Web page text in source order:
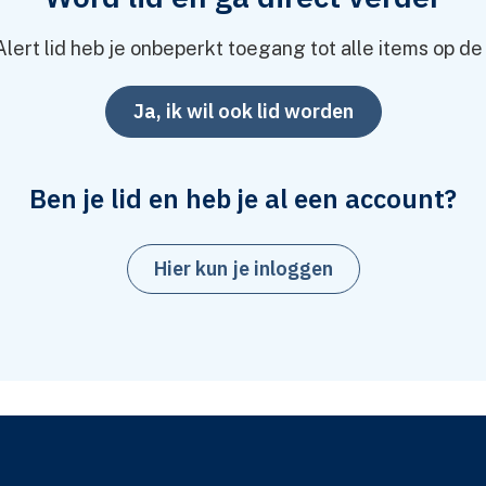
met deze overeenkomst hun voordeel doen.
Eigenwoninglening annuïtair' voor
eigenwoninglening aflossingsvrij’
regels vallen.
lid heb je onbeperkt toegang tot alle items op
Ja, ik wil ook lid worden
Ben je lid en heb je al een account?
Hier kun je inloggen